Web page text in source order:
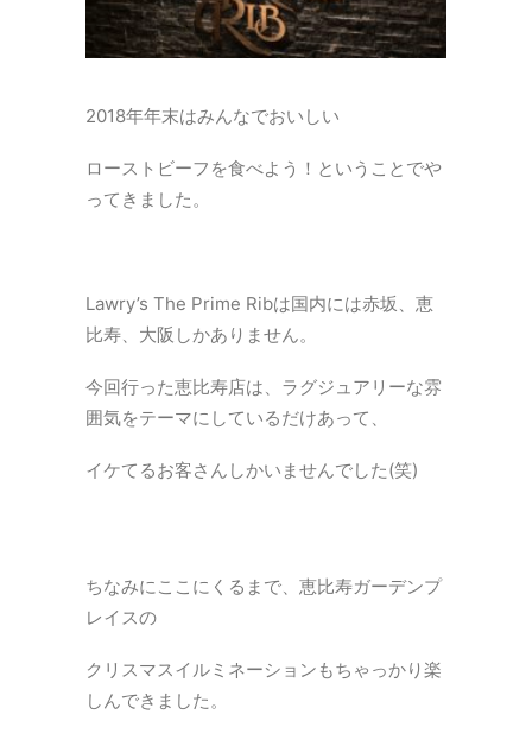
2018年年末はみんなでおいしい
ローストビーフを食べよう！ということでや
ってきました。
Lawry’s The Prime Ribは国内には赤坂、恵
比寿、大阪しかありません。
今回行った恵比寿店は、ラグジュアリーな雰
囲気をテーマにしているだけあって、
イケてるお客さんしかいませんでした(笑)
ちなみにここにくるまで、恵比寿ガーデンプ
レイスの
クリスマスイルミネーションもちゃっかり楽
しんできました。